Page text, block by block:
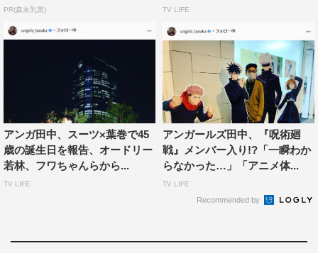
PR(森永乳業) TV LIFE
アンガ田中、スーツ×葉巻で45
歳の誕生日を報告、オードリー
若林、フワちゃんらから...
TV LIFE
アンガールズ田中、『呪術廻
戦』メンバー入り!?「一瞬わか
らなかった…」「アニメ体...
TV LIFE
Recommended by